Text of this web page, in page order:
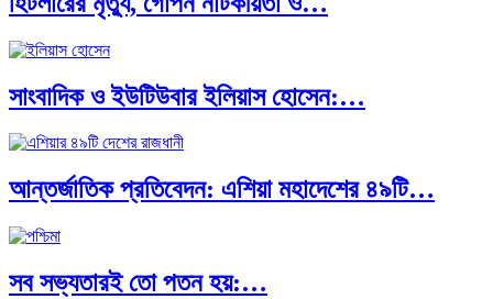
এশিয়ান সেঞ্চুরির দ্বৈরথ: চীন-ভারতের বৈশ্বিক…
পাকিস্তান, চীন ও বাংলাদেশ: তিন…
আমেরিকা সারা দুনিয়ায় গণতন্ত্রের গান…
সাংবাদিক ও ইউটিউবার ইলিয়াস হোসেন:…
আন্তর্জাতিক প্রতিবেদন: এশিয়া মহাদেশের ৪৯টি…
সব সভ্যতারই তো পতন হয়:…